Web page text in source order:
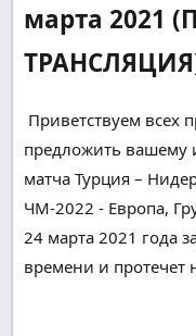
марта 2021
Приветствуем всех
предложить вашему
матча Турция –
ЧМ-2022 - Европа,
24 марта 2021 года
времени и протечет